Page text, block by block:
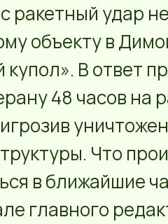
ракетный удар
объекту в
В ответ
48 часов на
Что
в ближайшие
главного